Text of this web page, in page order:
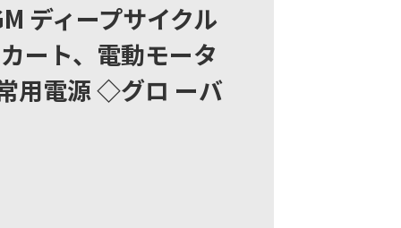
ディープサイクル
ート、電動モータ
用電源 ◇グロ ーバ